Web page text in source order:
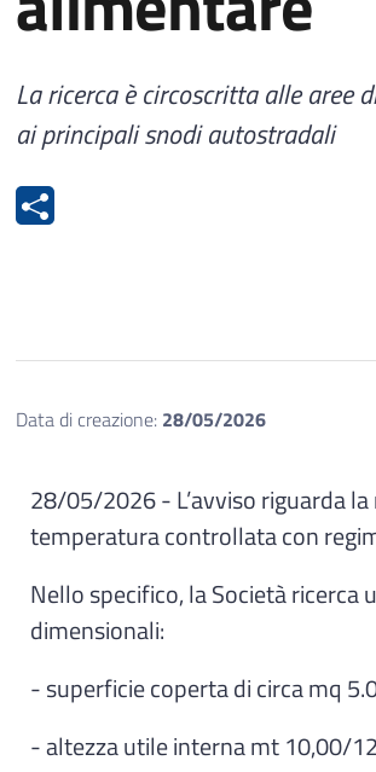
La ricerca è circoscritta alle aree
ai principali snodi autostradali
Data di creazione: 28/05/2026
28/05/2026 - L’avviso riguarda
temperatura controllata con
Nello specifico, la Società
dimensionali:
- superficie coperta di circa mq
- altezza utile interna mt 10,00/